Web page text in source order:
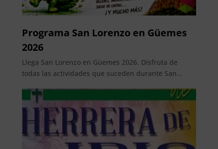
Programa San Lorenzo en Güemes
2026
Llega San Lorenzo en Güemes 2026. Disfruta de
todas las actividades que suceden durante San...